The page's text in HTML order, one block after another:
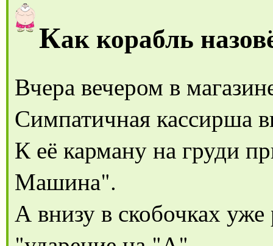
Как корабль
Вчера вечером в
Симпатичная кассирша
К её карману на груди
Машина".
А внизу в скобочках